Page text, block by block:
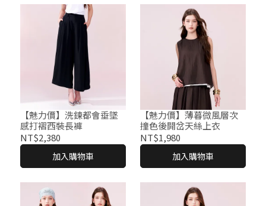
【魅力價】洗鍊都會垂墜
感打褶西裝長褲
NT$2,380
加入購物車
【魅力價】薄暮微風層次
撞色後開岔天絲上衣
NT$1,980
加入購物車